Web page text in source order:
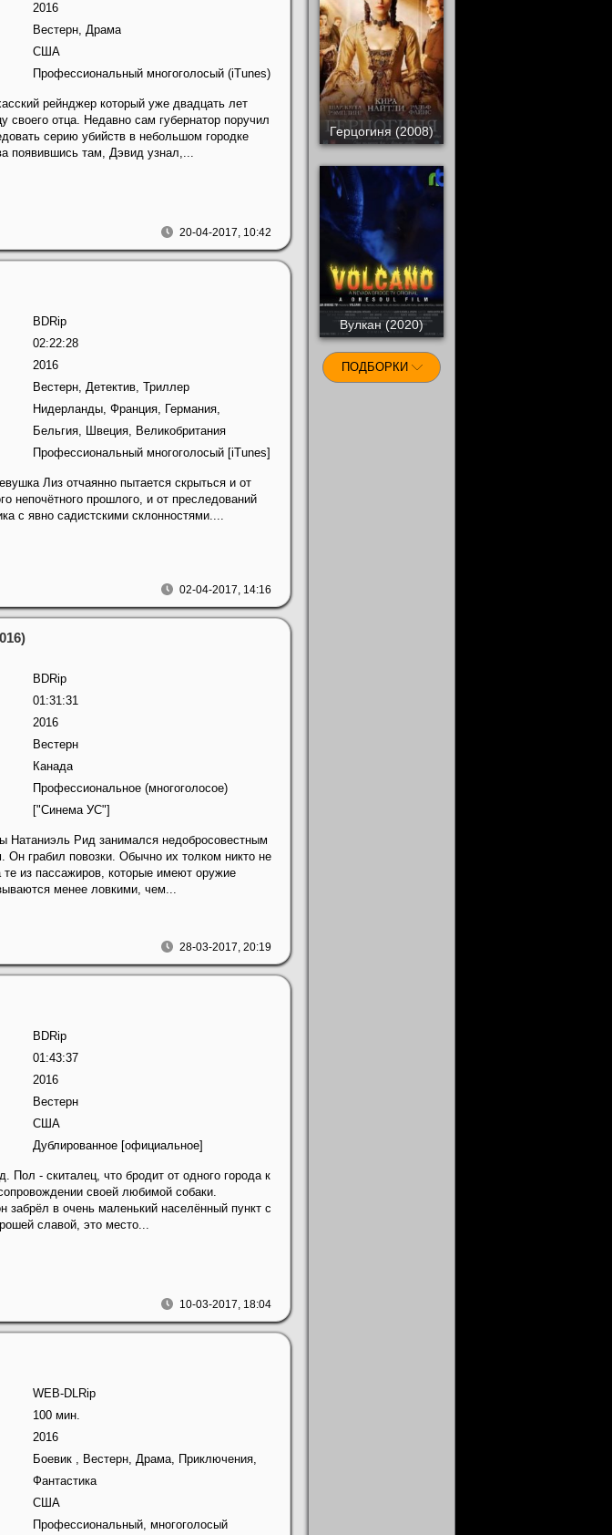
2016
Вестерн, Драма
США
Профессиональный многоголосый (iTunes)
20-04-2017, 10:42
рейнджер который уже двадцать лет
своего отца. Недавно сам губернатор поручил
серию убийств в небольшом городке
появившись там, Дэвид узнал,...
BDRip
02:22:28
2016
Вестерн, Детектив, Триллер
Нидерланды, Франция, Германия,
Бельгия, Швеция, Великобритания
Профессиональный многоголосый [iTunes]
02-04-2017, 14:16
Лиз отчаянно пытается скрыться и от
непочётного прошлого, и от преследований
с явно садистскими склонностями....
BDRip
01:31:31
2016
Вестерн
Канада
Профессиональное (многоголосое)
["Синема УС"]
28-03-2017, 20:19
Натаниэль Рид занимался недобросовестным
Он грабил повозки. Обычно их толком никто не
те из пассажиров, которые имеют оружие
менее ловкими, чем...
BDRip
01:43:37
2016
Вестерн
США
Дублированное [официальное]
10-03-2017, 18:04
Пол - скиталец, что бродит от одного города к
своей любимой собаки.
забрёл в очень маленький населённый пункт с
славой, это место...
WEB-DLRip
100 мин.
2016
Боевик , Вестерн, Драма, Приключения,
Фантастика
США
Профессиональный, многоголосый
Герцогиня (2008)
Вулкан (2020)
ПОДБОРКИ